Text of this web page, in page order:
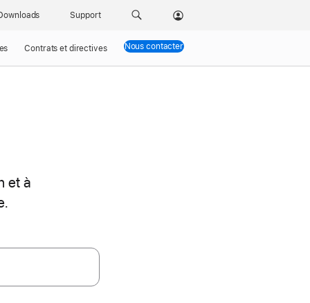
Support
Contrats et directives Nous contacterAssistance
et à